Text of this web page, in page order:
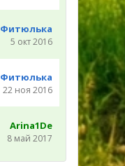
Фитюлька
5 окт 2016
Фитюлька
22 ноя 2016
Arina1De
8 май 2017